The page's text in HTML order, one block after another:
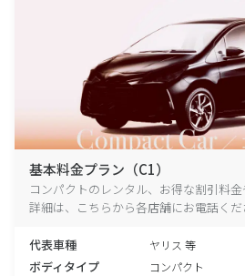
基本料金プラン（C1）
コンパクトのレンタル、お得な割引料
詳細は、こちらから各店舗にお電話くだ
代表車種 ヤリス 等
ボディタイプ コンパクト